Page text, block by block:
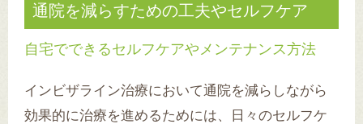
通院を減らすための工夫やセルフケア
自宅でできるセルフケアやメンテナンス方法
インビザライン治療において通院を減らしながら
効果的に治療を進めるためには、日々のセルフケ